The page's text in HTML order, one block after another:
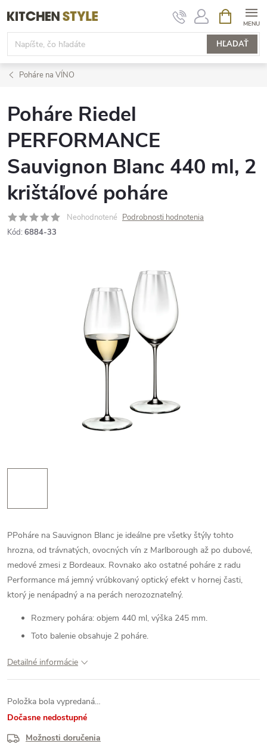
na
obsah
HĽADAŤ
KOŠÍK
Poháre na VÍNO
Poháre Riedel
PERFORMANCE
Sauvignon Blanc 440 ml, 2
krištáľové poháre
Neohodnotené Podrobnosti hodnotenia
Kód: 6884-33
PPoháre na Sauvignon Blanc je ideálne pre všetky štýly tohto
hrozna, od trávnatých, ovocných vín z Marlborough až po dubové,
medové zmesi z Bordeaux. Rovnako ako ostatné poháre z radu
Performance má jemný vrúbkovaný optický efekt v hornej časti,
ktorý je nenápadný a na perách nerozoznateľný.
Rozmery pohára: objem 440 ml, výška 245 mm.
Toto balenie obsahuje 2 poháre.
Detailné informácie
Položka bola vypredaná…
Dočasne nedostupné
Možnosti doručenia